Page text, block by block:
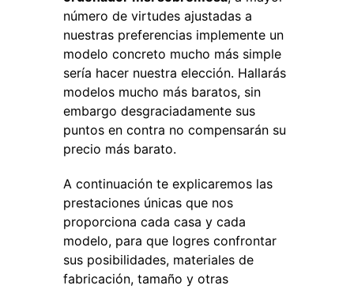
número de virtudes ajustadas a
nuestras preferencias implemente un
modelo concreto mucho más simple
sería hacer nuestra elección. Hallarás
modelos mucho más baratos, sin
embargo desgraciadamente sus
puntos en contra no compensarán su
precio más barato.
A continuación te explicaremos las
prestaciones únicas que nos
proporciona cada casa y cada
modelo, para que logres confrontar
sus posibilidades, materiales de
fabricación, tamaño y otras